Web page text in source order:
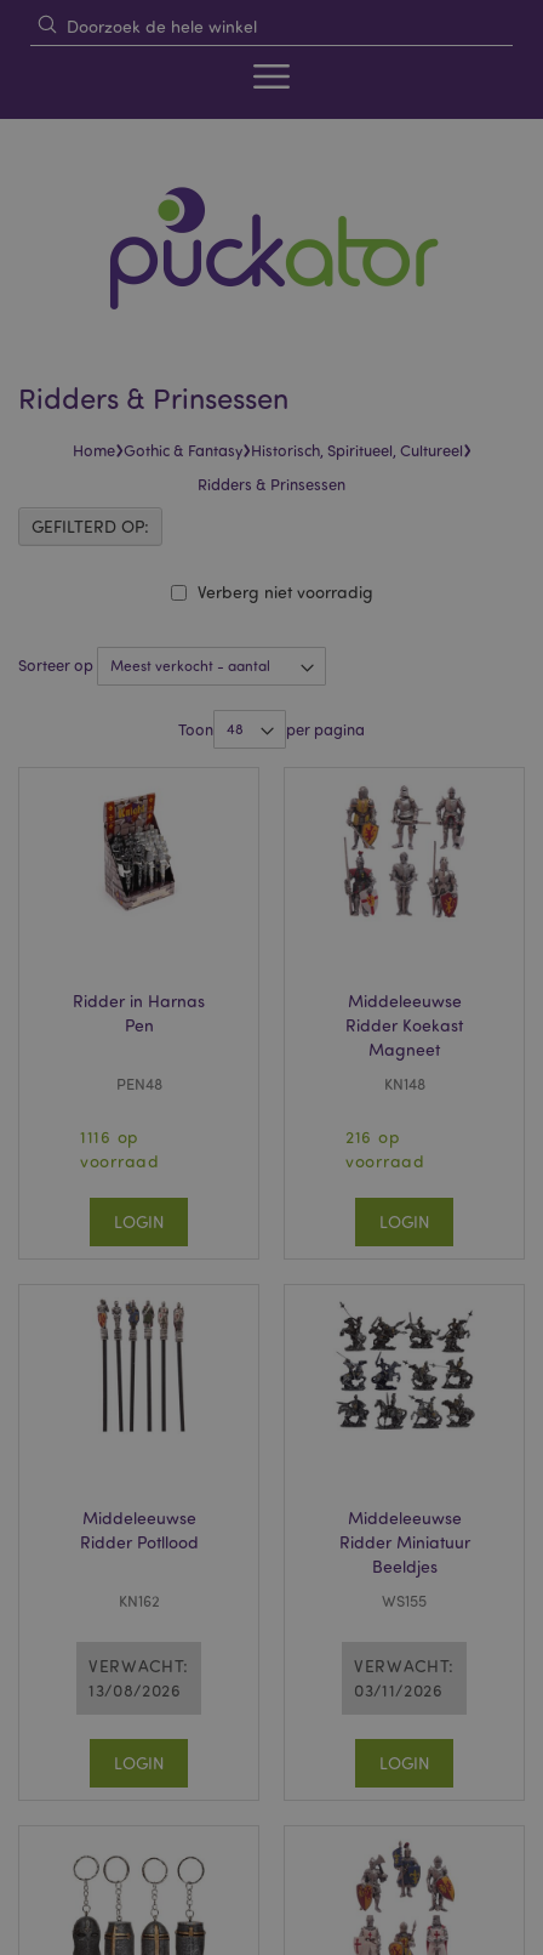
Ridders & Prinsessen
Home›Gothic & Fantasy›Historisch, Spiritueel, Cultureel›
Ridders & Prinsessen
Sorteer op
Toon per pagina
Ridder in Harnas
Pen
PEN48
1116 op
voorraad
LOGIN
Middeleeuwse
Ridder Koekast
Magneet
KN148
216 op
voorraad
LOGIN
Middeleeuwse
Ridder Potllood
KN162
VERWACHT:
13/08/2026
LOGIN
Middeleeuwse
Ridder Miniatuur
Beeldjes
WS155
VERWACHT:
03/11/2026
LOGIN
Verberg niet voorradig
GEFILTERD OP: